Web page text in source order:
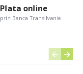
Plata online
prin Banca Transilvania